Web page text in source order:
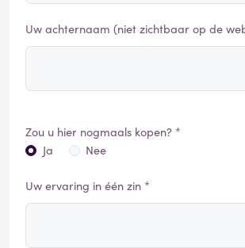
Uw achternaam (niet zichtbaar op de
Zou u hier nogmaals kopen? *
Ja
Nee
Uw ervaring in één zin *